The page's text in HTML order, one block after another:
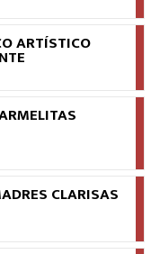
ARTÍSTICO
CLARISAS